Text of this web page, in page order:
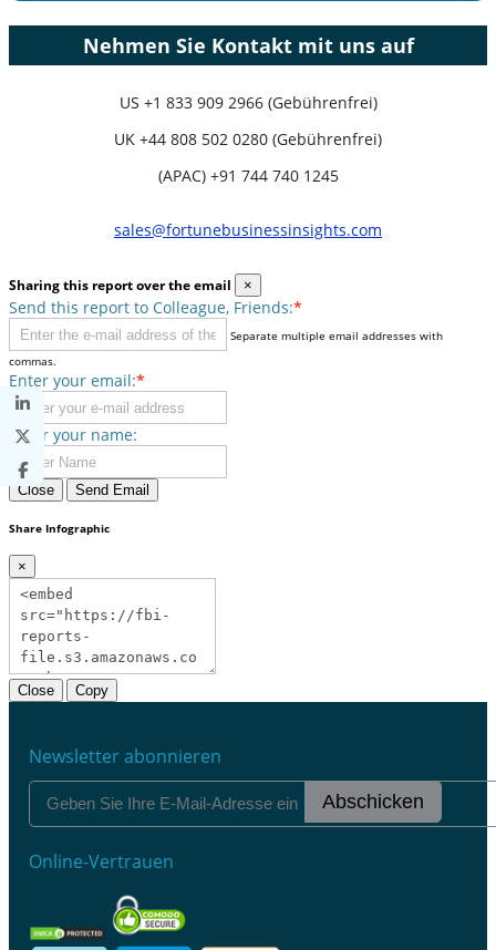
Nehmen Sie Kontakt mit uns auf
US +1 833 909 2966 (Gebührenfrei)
UK +44 808 502 0280 (Gebührenfrei)
(APAC) +91 744 740 1245
sales@fortunebusinessinsights.com
Sharing this report over the email ×
Send this report to Colleague, Friends:*
Separate multiple email addresses with
commas.
Enter your email:*
Enter your name:
Close Send Email
Share Infographic
×
Close Copy
Newsletter abonnieren
Abschicken
Online-Vertrauen